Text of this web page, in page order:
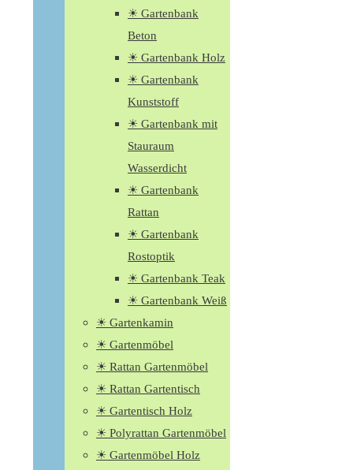
☀ Gartenbank
Beton
☀ Gartenbank Holz
☀ Gartenbank
Kunststoff
☀ Gartenbank mit
Stauraum
Wasserdicht
☀ Gartenbank
Rattan
☀ Gartenbank
Rostoptik
☀ Gartenbank Teak
☀ Gartenbank Weiß
☀ Gartenkamin
☀ Gartenmöbel
☀ Rattan Gartenmöbel
☀ Rattan Gartentisch
☀ Gartentisch Holz
☀ Polyrattan Gartenmöbel
☀ Gartenmöbel Holz